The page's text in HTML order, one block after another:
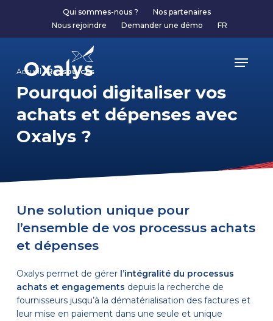
Qui sommes-nous ?
Nos partenaires
Nous rejoindre
Demander une démo FR
Menu
Accueil /Ressources
Pourquoi digitaliser vos
achats et dépenses avec
Oxalys ?
Une solution unique pour
l’ensemble de vos processus achats
et dépenses
Oxalys permet de gérer l’intégralité du processus
achats et engagements depuis la recherche de
fournisseurs jusqu’à la dématérialisation des factures et
leur mise en paiement dans une seule et unique